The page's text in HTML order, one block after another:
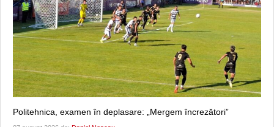
Politehnica, examen în deplasare: „Mergem încrezători”